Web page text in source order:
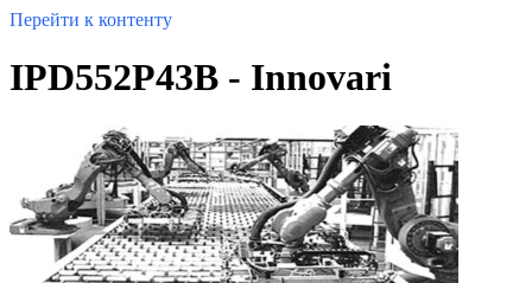
Перейти к контенту
IPD552P43B - Innovari